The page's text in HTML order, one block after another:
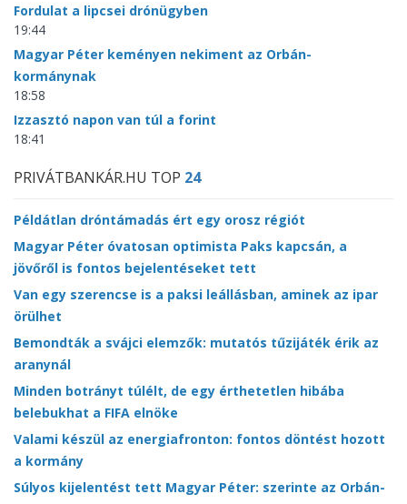
Fordulat a lipcsei drónügyben
19:44
Magyar Péter keményen nekiment az Orbán-
kormánynak
18:58
Izzasztó napon van túl a forint
18:41
PRIVÁTBANKÁR.HU TOP 24
Példátlan dróntámadás ért egy orosz régiót
Magyar Péter óvatosan optimista Paks kapcsán, a
jövőről is fontos bejelentéseket tett
Van egy szerencse is a paksi leállásban, aminek az ipar
örülhet
Bemondták a svájci elemzők: mutatós tűzijáték érik az
aranynál
Minden botrányt túlélt, de egy érthetetlen hibába
belebukhat a FIFA elnöke
Valami készül az energiafronton: fontos döntést hozott
a kormány
Súlyos kijelentést tett Magyar Péter: szerinte az Orbán-